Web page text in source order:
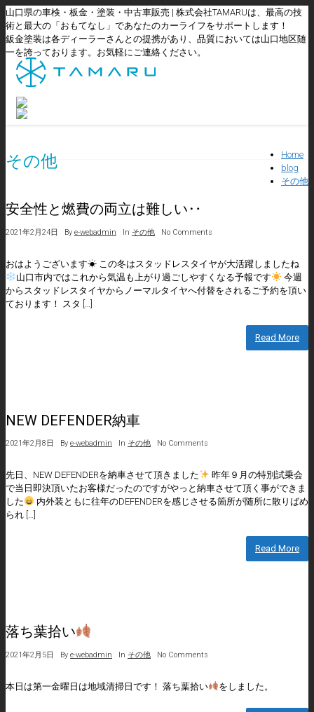
山口県の車検・板金・塗装・中古車販売 | 株式会社TAMARUは、最高の技
術と最大の「おもてなし」であなたのカーライフをサポートします！
鈑金塗装は各ディーラーさんとの提携があり、品質においては山口地区随
一を誇っております。お気軽にご連絡ください。
その他
Home
blog
その他
安全性と燃費の両立は難しい‥
2021年2月24日 By e-webadmin In その他 No Comments
おはようございます☀ この冬はスタッドレスタイヤが大活躍しましたね
山口市内ではこれから気温も上がり過ごしやすくなる予報です
今週
からスタッドレスタイヤからノーマルタイヤへ付替をされるご予約を頂い
ております！ スタ […]
Read More
NEW DEFENDER納車
2021年2月8日 By e-webadmin In その他 No Comments
先日、NEW DEFENDERを納車させて頂きました
昨年９月の特別試乗会
で当日即決頂いたお客様だったのですがやっと納車させて頂く事ができま
した
内外装ともに往年のDEFENDERを感じさせる箇所が随所に散りばめ
られ […]
Read More
落ち葉拾い
2021年2月5日 By e-webadmin In その他 No Comments
本日は第一金曜日は地域清掃日です！ 落ち葉拾い をしました。